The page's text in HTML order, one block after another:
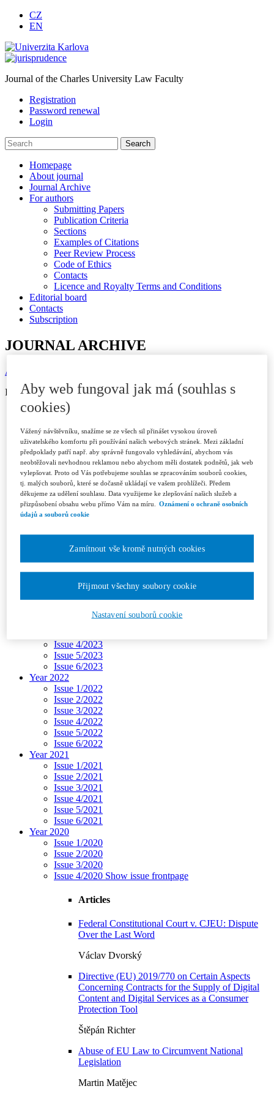
CZ
EN
Journal of the Charles University Law Faculty
Registration
Password renewal
Login
Homepage
About journal
Journal Archive
For authors
Submitting Papers
Publication Criteria
Sections
Examples of Citations
Peer Review Process
Code of Ethics
Contacts
Licence and Royalty Terms and Conditions
Editorial board
Contacts
Subscription
JOURNAL ARCHIVE
Available in ASPI
ISSN 1802-3843 (print)
Year 2026
Issue 2/2026
Issue 3/2026
Year 2025
Issue 1/2025
Issue 2/2025
Issue 3/2025
Issue 4-5/2025
Issue 6/2025
Issue 1/2024
Issue 2/2024
Issue 6/2024
Year 2023
Issue 1/2023
Issue 2/2023
Issue 4/2023
Issue 5/2023
Issue 6/2023
Year 2022
Issue 1/2022
Issue 2/2022
Issue 3/2022
Issue 4/2022
Issue 5/2022
Issue 6/2022
Year 2021
Issue 1/2021
Issue 2/2021
Issue 3/2021
Issue 4/2021
Issue 5/2021
Issue 6/2021
Year 2020
Issue 1/2020
Issue 2/2020
Issue 3/2020
Issue 4/2020 Show issue frontpage
Articles
Federal Constitutional Court v. CJEU: Dispute
Over the Last Word
Václav Dvorský
Directive (EU) 2019/770 on Certain Aspects
Concerning Contracts for the Supply of Digital
Content and Digital Services as a Consumer
Protection Tool
Štěpán Richter
Abuse of EU Law to Circumvent National
Legislation
Martin Matějec
Aby web fungoval jak má (souhlas s
cookies)
Vážený návštěvníku, snažíme se ze všech sil přinášet vysokou úroveň
uživatelského komfortu při používání našich webových stránek. Mezi základní
předpoklady patří např. aby správně fungovalo vyhledávání, abychom vás
neobtěžovali nevhodnou reklamou nebo abychom měli dostatek podnětů, jak web
vylepšovat. Proto od Vás potřebujeme souhlas se zpracováním souborů cookies,
tj. malých souborů, které se dočasně ukládají ve vašem prohlížeči. Předem
děkujeme za udělení souhlasu. Data využijeme ke zlepšování našich služeb a
přizpůsobení obsahu webu přímo Vám na míru.
Oznámení o ochraně osobních
údajů a souborů cookie
Nastavení souborů cookie
Zamítnout vše kromě nutných cookies
Přijmout všechny soubory cookie